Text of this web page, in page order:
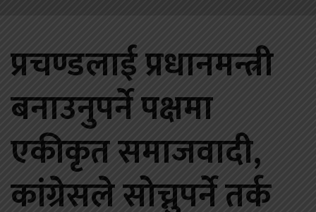
प्रचण्डलाई प्रधानमन्त्री
बनाउनुपर्ने पक्षमा
एकीकृत समाजवादी,
कांग्रेसले सोच्नुपर्ने तर्क